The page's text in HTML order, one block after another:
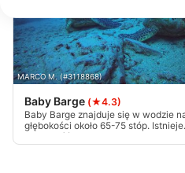
MARCO M. (#3118868)
Baby Barge (★4.3)
Baby Barge znajduje się w wodzie
głębokości około 65-75 stóp. Istnieje
możliwość wystąpienia silnych
w tym rejonie. Wrak jest dość
Twoja zgoda i polityka cookie
Wyświetl listę partnerów (1
Używamy Twoich danych w
Cele przetwarzania IAB:
Przechowywanie informacji
lub dostęp do nich